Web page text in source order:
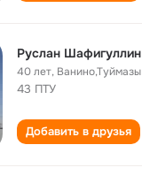
Руслан Шафигуллин
40 лет, Ванино,Туймазы
43 ПТУ
Добавить в друзья